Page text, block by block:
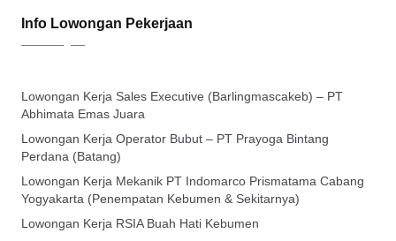
Info Lowongan Pekerjaan
Lowongan Kerja Sales Executive (Barlingmascakeb) – PT
Abhimata Emas Juara
Lowongan Kerja Operator Bubut – PT Prayoga Bintang
Perdana (Batang)
Lowongan Kerja Mekanik PT Indomarco Prismatama Cabang
Yogyakarta (Penempatan Kebumen & Sekitarnya)
Lowongan Kerja RSIA Buah Hati Kebumen